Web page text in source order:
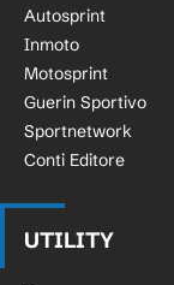
Autosprint
Inmoto
Motosprint
Guerin Sportivo
Sportnetwork
Conti Editore
UTILITY